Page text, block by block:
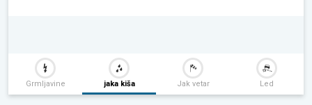
Grmljavine jaka kiša Jak vetar Led